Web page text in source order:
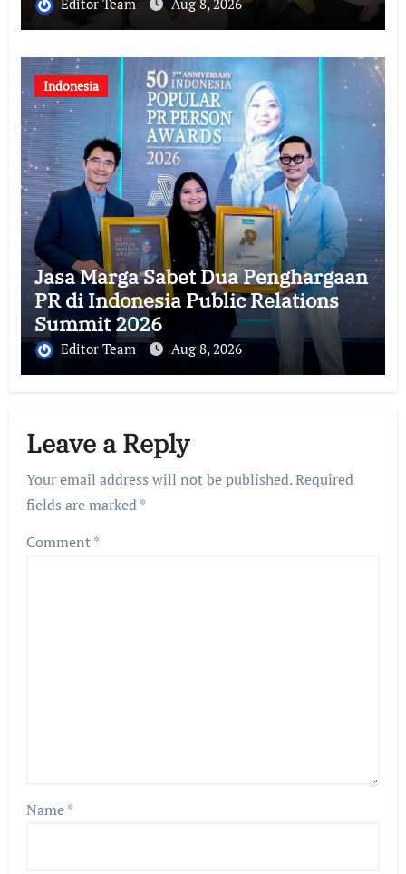
melalui Bakti Sosial Kesehatan
Indonesia
Jasa Marga Sabet Dua Penghargaan
PR di Indonesia Public Relations
Summit 2026
Editor Team Aug 8, 2026
Leave a Reply
Your email address will not be published.Required
fields are marked*
Comment*
Name*